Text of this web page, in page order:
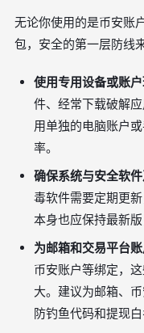
无论你使用的是币安账
包，安全的第一层防线
使用专用设备或账
件、经常下载破解
用单独的电脑账户
率。
确保系统与安全软
毒软件需要定期更
本身也应保持最新
为邮箱和交易平台
币安账户等绑定，
大。建议为邮箱、
防钓鱼代码和提现白